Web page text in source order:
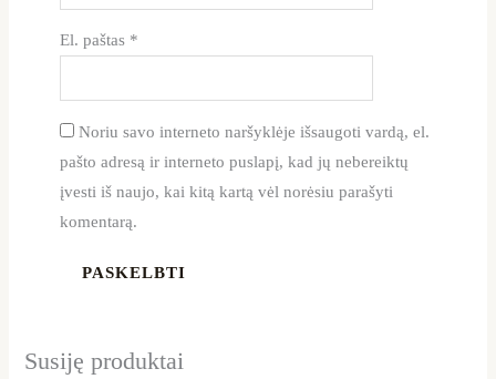
El. paštas *
Noriu savo interneto naršyklėje išsaugoti vardą, el.
pašto adresą ir interneto puslapį, kad jų nebereiktų
įvesti iš naujo, kai kitą kartą vėl norėsiu parašyti
komentarą.
Susiję produktai